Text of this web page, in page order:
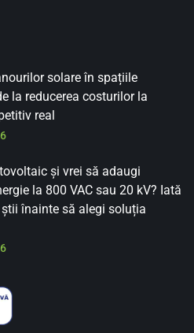
solare în spațiile
la reducerea costurilor la
real
și vrei să adaugi
la 800 VAC sau 20 kV? Iată
înainte să alegi soluția